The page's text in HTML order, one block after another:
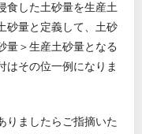
食した土砂量を生産土
砂量と定義して、土砂
量＞生産土砂量となる
はその位一例になりま
りましたらご指摘いた